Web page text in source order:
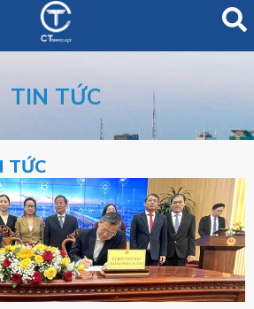
TIN TỨC
TỨC